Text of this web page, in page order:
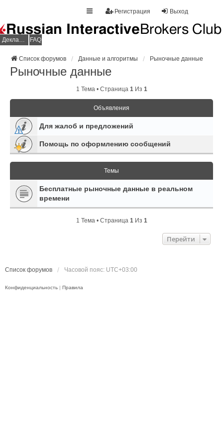
Выход
Регистрация
Декларация НДФЛ FAQ
Список форумов Данные и алгоритмы Рыночные данные
Рыночные данные
1 Тема • Страница 1Из 1
Объявления
Для жалоб и предложений
Помощь по оформлению сообщений
Темы
Бесплатные рыночные данные в реальном
времени
1 Тема • Страница 1Из 1
Перейти
Список форумов Часовой пояс: UTC+03:00
Конфиденциальность | Правила